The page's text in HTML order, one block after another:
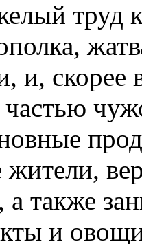
труд
и, скорее
частью
жители,
а также
и